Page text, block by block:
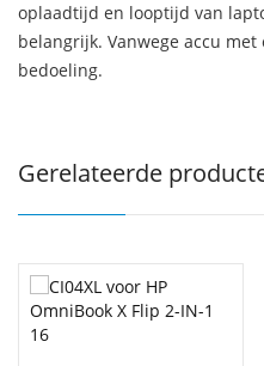
oplaadtijd en looptijd van
belangrijk. Vanwege accu
bedoeling.
Gerelateerde